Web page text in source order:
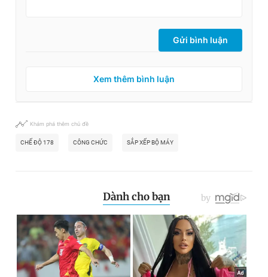
Gửi bình luận
Xem thêm bình luận
Khám phá thêm chủ đề
CHẾ ĐỘ 178 CÔNG CHỨC SẮP XẾP BỘ MÁY